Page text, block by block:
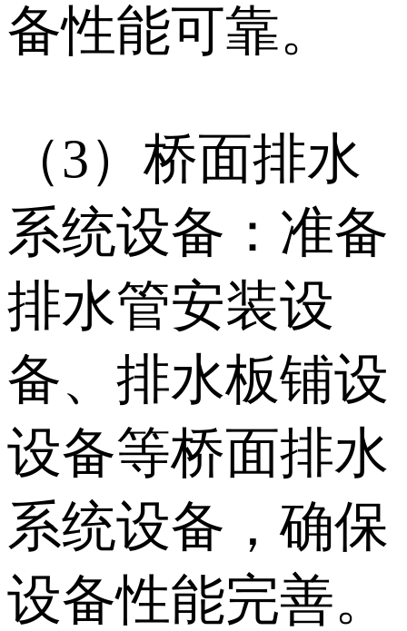
备性能可靠。
（3）桥面排水
系统设备：准备
排水管安装设
备、排水板铺设
设备等桥面排水
系统设备，确保
设备性能完善。